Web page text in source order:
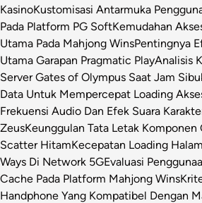
KasinoKustomisasi Antarmuka
Pada Platform PG SoftKemudahan
Utama Pada Mahjong WinsPentingnya
Utama Garapan Pragmatic PlayAnalisis
Server Gates of Olympus Saat Jam
Data Untuk Mempercepat Loading
Frekuensi Audio Dan Efek Suara
ZeusKeunggulan Tata Letak Komponen
Scatter HitamKecepatan Loading
Ways Di Network 5GEvaluasi
Cache Pada Platform Mahjong Wins
Handphone Yang Kompatibel Dengan